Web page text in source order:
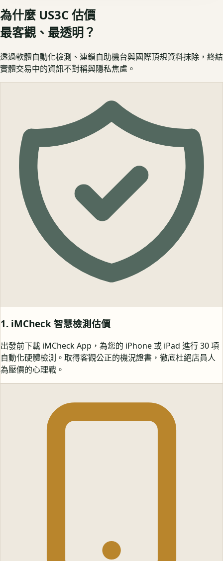
為什麼 US3C 估價
最客觀、最透明？
透過軟體自動化檢測、連鎖自助機台與國際頂規資料抹除，終結
實體交易中的資訊不對稱與隱私焦慮。
1. iMCheck 智慧檢測估價
出發前下載 iMCheck App，為您的 iPhone 或 iPad 進行 30 項
自動化硬體檢測。取得客觀公正的機況證書，徹底杜絕店員人
為壓價的心理戰。